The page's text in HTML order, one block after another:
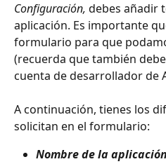
Configuración, debes añadir
aplicación. Es importante
formulario para que
(recuerda que también
cuenta de desarrollador de
A continuación, tienes los
solicitan en el formulario:
Nombre de la aplicación